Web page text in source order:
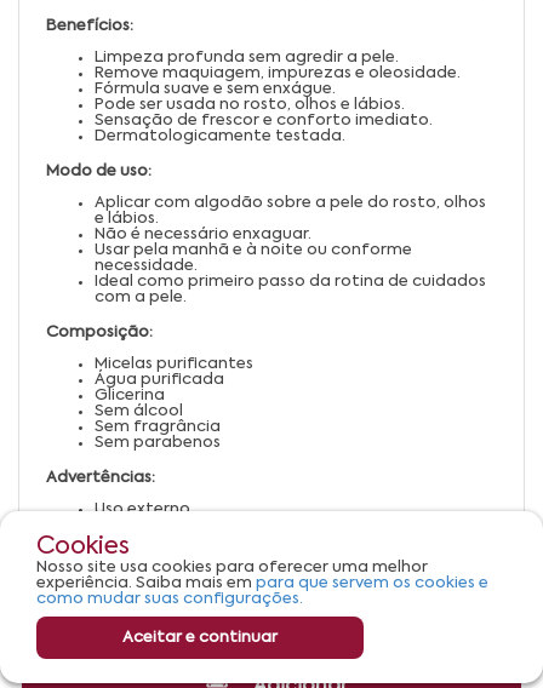
Benefícios:
Limpeza profunda sem agredir a pele.
Remove maquiagem, impurezas e oleosidade.
Fórmula suave e sem enxágue.
Pode ser usada no rosto, olhos e lábios.
Sensação de frescor e conforto imediato.
Dermatologicamente testada.
Modo de uso:
Aplicar com algodão sobre a pele do rosto, olhos
e lábios.
Não é necessário enxaguar.
Usar pela manhã e à noite ou conforme
necessidade.
Ideal como primeiro passo da rotina de cuidados
com a pele.
Composição:
Micelas purificantes
Água purificada
Glicerina
Sem álcool
Sem fragrância
Sem parabenos
Advertências:
Uso externo.
Em caso de irritação, suspender o uso e procurar
orientação médica.
Armazenar em local fresco e ao abrigo da luz
solar direta.
Cookies
Nosso site usa cookies para oferecer uma melhor
experiência. Saiba mais em para que servem os cookies e
como mudar suas configurações.
Aceitar e continuar